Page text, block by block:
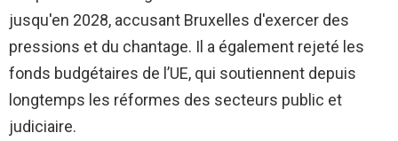
jusqu'en 2028, accusant Bruxelles d'exercer des
pressions et du chantage. Il a également rejeté les
fonds budgétaires de l’UE, qui soutiennent depuis
longtemps les réformes des secteurs public et
judiciaire.